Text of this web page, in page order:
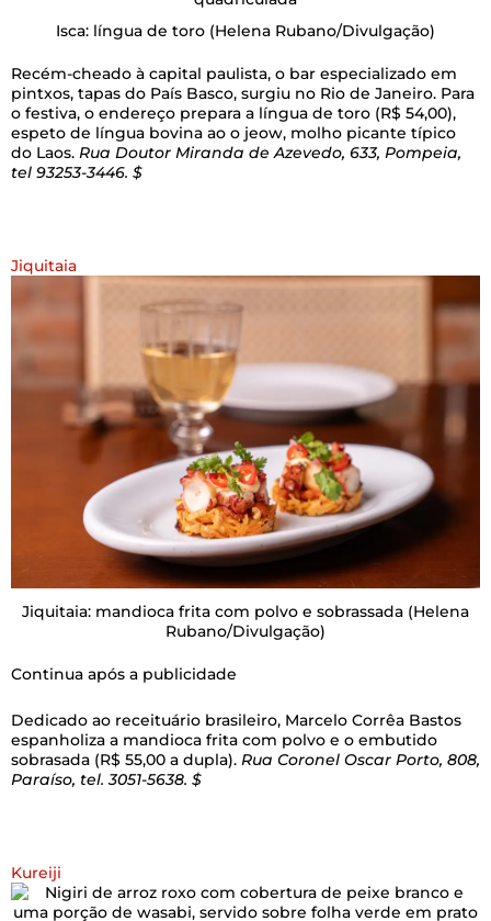
Isca: língua de toro (Helena Rubano/Divulgação)
Recém-cheado à capital paulista, o bar especializado em
pintxos, tapas do País Basco, surgiu no Rio de Janeiro. Para
o festiva, o endereço prepara a língua de toro (R$ 54,00),
espeto de língua bovina ao o jeow, molho picante típico
do Laos. Rua Doutor Miranda de Azevedo, 633, Pompeia,
tel 93253-3446. $
Jiquitaia
Jiquitaia: mandioca frita com polvo e sobrassada (Helena
Rubano/Divulgação)
Continua após a publicidade
Dedicado ao receituário brasileiro, Marcelo Corrêa Bastos
espanholiza a mandioca frita com polvo e o embutido
sobrasada (R$ 55,00 a dupla). Rua Coronel Oscar Porto, 808,
Paraíso, tel. 3051-5638. $
Kureiji